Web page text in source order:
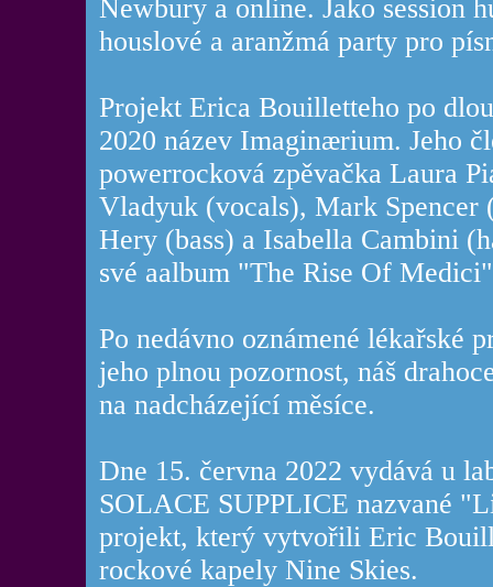
Newbury a online. Jako session
houslové a aranžmá party pro
Projekt Erica Bouilletteho po
2020 název Imaginærium. Jeho
powerrocková zpěvačka Laura
Vladyuk (vocals), Mark Spencer
Hery (bass) a Isabella Cambini
své aalbum "The Rise Of
Po nedávno oznámené lékařské
jeho plnou pozornost, náš
na nadcházející měsíce.
Dne 15. června 2022 vydává u
SOLACE SUPPLICE nazvané
projekt, který vytvořili Eric
rockové kapely Nine Skies.